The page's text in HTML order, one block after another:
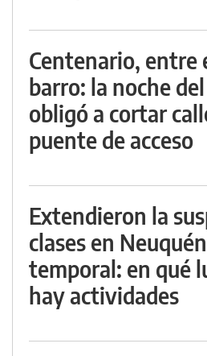
Centenario, entre
barro: la noche
obligó a cortar
puente de acceso
Extendieron la
clases en
temporal: en qué
hay actividades